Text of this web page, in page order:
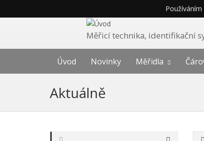
Měřicí technika, identifikační
Úvod Novinky Měřidla
Aktuálně